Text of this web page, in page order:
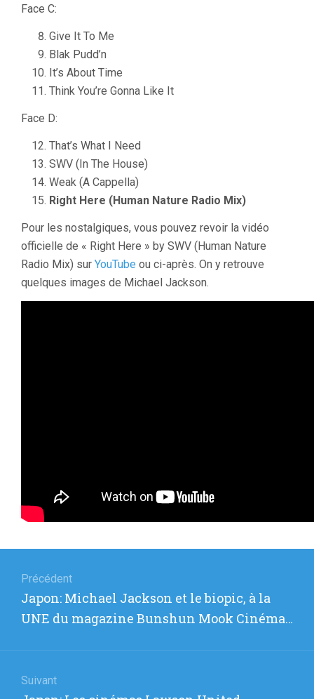
Face C:
Give It To Me
Blak Pudd’n
It’s About Time
Think You’re Gonna Like It
Face D:
That’s What I Need
SWV (In The House)
Weak (A Cappella)
Right Here (Human Nature Radio Mix)
Pour les nostalgiques, vous pouvez revoir la vidéo
officielle de « Right Here » by SWV (Human Nature
Radio Mix) sur YouTube ou ci-après. On y retrouve
quelques images de Michael Jackson.
de
l’article
Précédent
Article
précédent
Japon: Michael Jackson et le biopic, à la
UNE du magazine Bunshun Mook Cinéma…
Suivant